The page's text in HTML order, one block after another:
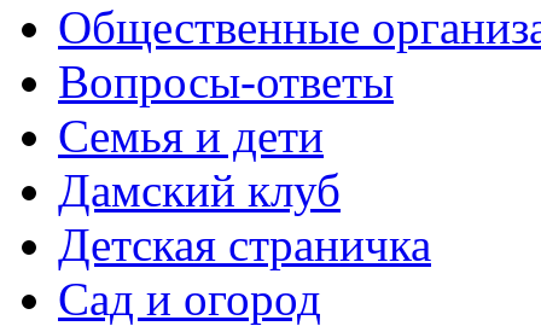
Общественные
Вопросы-ответы
Семья и дети
Дамский клуб
Детская страничка
Сад и огород